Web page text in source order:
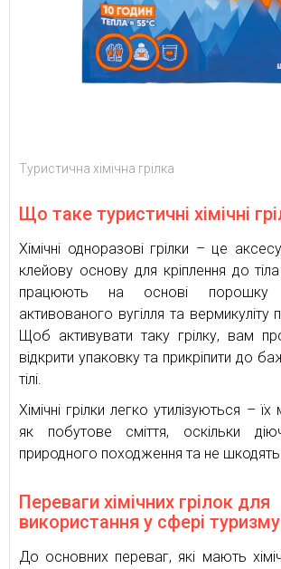
Туристична хімічна грілка
Що таке туристичні хімічні
Хімічні одноразові грілки – це
клейову основу для кріплення до
працюють на основі порошку
активованого вугілля та вермикуліту
Щоб активувати таку грілку, вам
відкрити упаковку та прикріпити до
тілі.
Хімічні грілки легко утилізуються –
як побутове сміття, оскільки
природного походження та не
Переваги хімічних грілок для
використання у сфері туризму
До основних переваг, які мають